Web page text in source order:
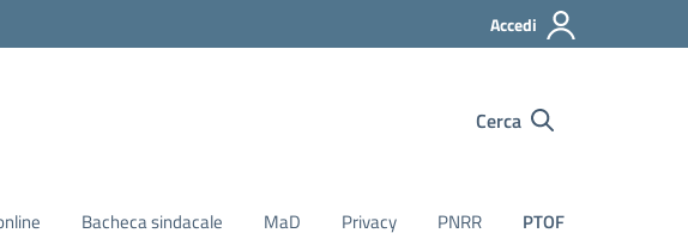
Accedi
Cerca
Bacheca sindacale MaD Privacy PNRR PTOF